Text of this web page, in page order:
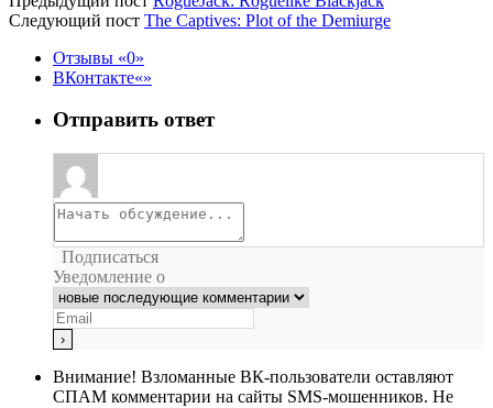
Следующий пост The Captives: Plot of the Demiurge
Отзывы
0
ВКонтакте
Отправить ответ
Подписаться
Уведомление о
Внимание! Взломанные ВК-пользователи оставляют
СПАМ комментарии на сайты SMS-мошенников. Не